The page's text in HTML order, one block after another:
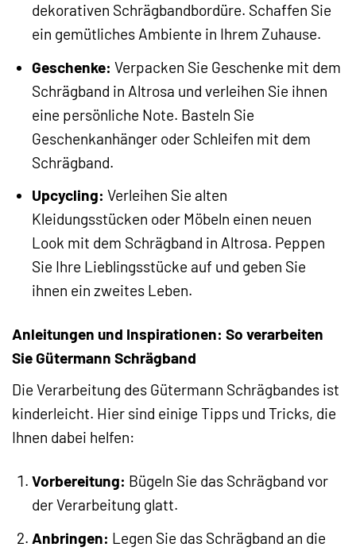
dekorativen Schrägbandbordüre. Schaffen Sie
ein gemütliches Ambiente in Ihrem Zuhause.
Geschenke: Verpacken Sie Geschenke mit dem
Schrägband in Altrosa und verleihen Sie ihnen
eine persönliche Note. Basteln Sie
Geschenkanhänger oder Schleifen mit dem
Schrägband.
Upcycling: Verleihen Sie alten
Kleidungsstücken oder Möbeln einen neuen
Look mit dem Schrägband in Altrosa. Peppen
Sie Ihre Lieblingsstücke auf und geben Sie
ihnen ein zweites Leben.
Anleitungen und Inspirationen: So verarbeiten
Sie Gütermann Schrägband
Die Verarbeitung des Gütermann Schrägbandes ist
kinderleicht. Hier sind einige Tipps und Tricks, die
Ihnen dabei helfen:
Vorbereitung: Bügeln Sie das Schrägband vor
der Verarbeitung glatt.
Anbringen: Legen Sie das Schrägband an die